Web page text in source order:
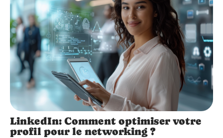
LinkedIn: Comment optimiser votre
profil pour le networking ?